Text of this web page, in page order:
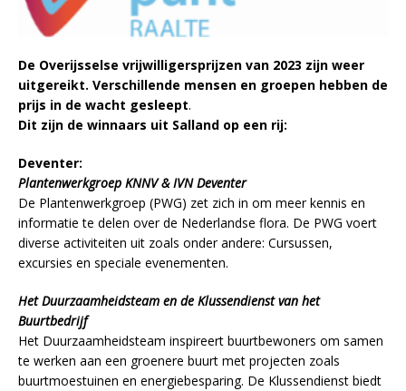
De Overijsselse vrijwilligersprijzen van 2023 zijn weer
uitgereikt. Verschillende mensen en groepen hebben de
prijs in de wacht gesleept.
Dit zijn de winnaars uit Salland op een rij:
Deventer:
Plantenwerkgroep KNNV & IVN Deventer
De Plantenwerkgroep (PWG) zet zich in om meer kennis en
informatie te delen over de Nederlandse flora. De PWG voert
diverse activiteiten uit zoals onder andere: Cursussen,
excursies en speciale evenementen.
Het Duurzaamheidsteam en de Klussendienst van het
Buurtbedrijf
Het Duurzaamheidsteam inspireert buurtbewoners om samen
te werken aan een groenere buurt met projecten zoals
buurtmoestuinen en energiebesparing. De Klussendienst biedt